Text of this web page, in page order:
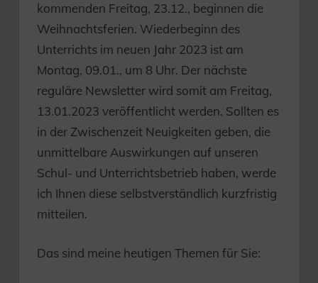
kommenden Freitag, 23.12., beginnen die
Weihnachtsferien. Wiederbeginn des
Unterrichts im neuen Jahr 2023 ist am
Montag, 09.01., um 8 Uhr. Der nächste
reguläre Newsletter wird somit am Freitag,
13.01.2023 veröffentlicht werden. Sollten es
in der Zwischenzeit Neuigkeiten geben, die
unmittelbare Auswirkungen auf unseren
Schul- und Unterrichtsbetrieb haben, werde
ich Ihnen diese selbstverständlich kurzfristig
mitteilen.
Das sind meine heutigen Themen für Sie: